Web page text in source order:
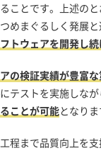
ことです。上述の
めまぐるしく発展
トウェアを開発し
の検証実績が豊富
テストを実施しなが
ことが可能となりま
程まで品質向上を